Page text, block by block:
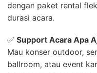
dengan paket rental
durasi acara.
✅ Support Acara Apa
Mau konser outdoor,
ballroom, atau event